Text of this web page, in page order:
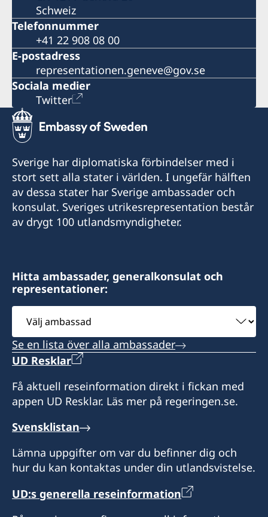
Schweiz
Telefonnummer
+41 22 908 08 00
E-postadress
representationen.geneve@gov.se
Sociala medier
Twitter
Sverige har diplomatiska förbindelser med i
stort sett alla stater i världen. I ungefär hälften
av dessa stater har Sverige ambassader och
konsulat. Sveriges utrikesrepresentation består
av drygt 100 utlandsmyndigheter.
Hitta ambassader, generalkonsulat och
representationer:
Välj
ambassad
Se en lista över alla ambassader
UD Resklar
Få aktuell reseinformation direkt i fickan med
appen UD Resklar. Läs mer på regeringen.se.
Svensklistan
Lämna uppgifter om var du befinner dig och
hur du kan kontaktas under din utlandsvistelse.
UD:s generella reseinformation